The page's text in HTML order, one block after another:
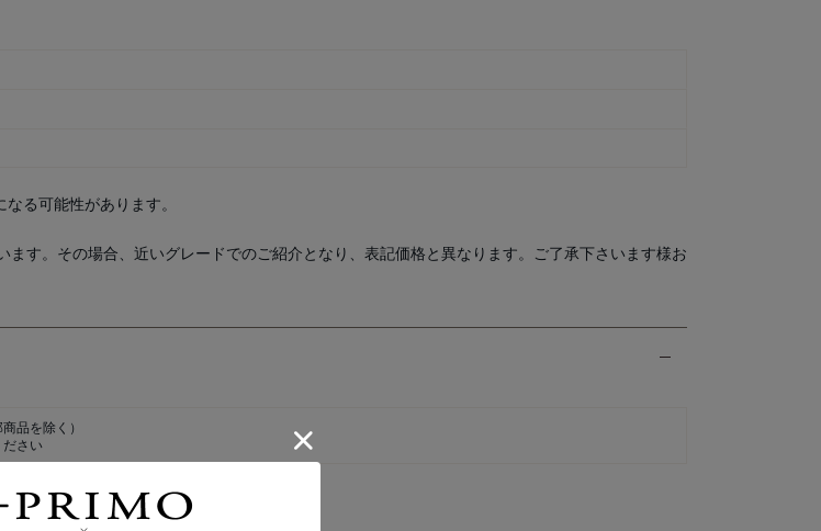
る可能性があります。
す。その場合、近いグレードでのご紹介となり、表記価格と異なります。ご了承下さいます様お
商品を除く）
ださい
Membership」にご入会の方に限ります。